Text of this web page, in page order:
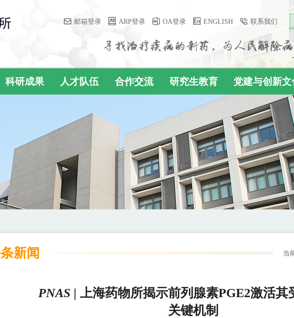
邮箱登录 ARP登录 OA登录 ENGLISH 联系我们
科研成果 人才队伍 合作交流 研究生教育 党建与创新文
新闻 当
PNAS | 上海药物所揭示前列腺素PGE2激活其
关键机制